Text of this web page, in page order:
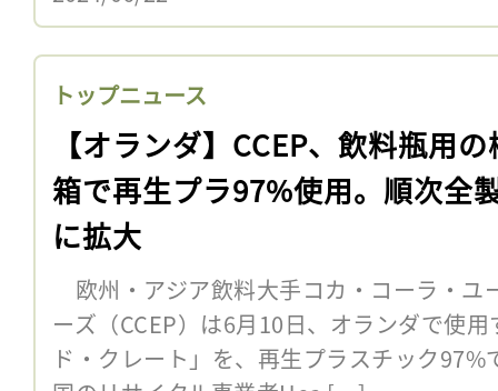
トップニュース
【オランダ】CCEP、飲料瓶用
箱で再生プラ97%使用。順次全
に拡大
欧州・アジア飲料大手コカ・コーラ・ユ
ーズ（CCEP）は6月10日、オランダで使
ド・クレート」を、再生プラスチック